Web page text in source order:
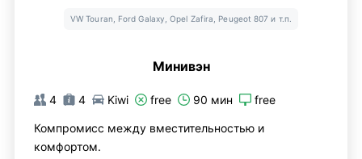
VW Touran, Ford Galaxy, Opel Zafira, Peugeot 807 и т.п.
Минивэн
4 4 Kiwi free 90 мин free
Компромисс между вместительностью и
комфортом.